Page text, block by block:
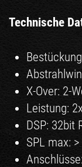
Technische
X-Over: 2-
Leistung:
DSP: 32bit
SPL max: